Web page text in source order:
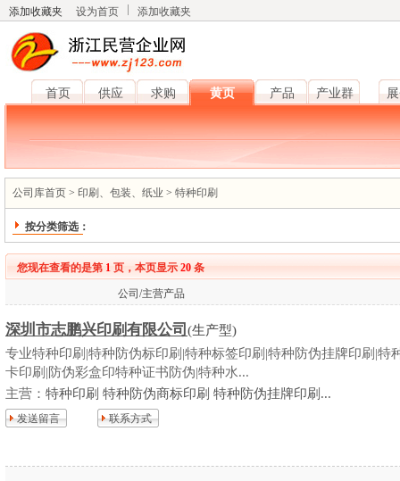
添加收藏夹 设为首页 添加收藏夹
首页 供应 求购 黄页 产品 产业群
公司库首页 > 印刷、包装、纸业 > 特种印刷
按分类筛选：
您现在查看的是第 1 页，本页显示 20 条
公司/主营产品
深圳市志鹏兴印刷有限公司 (生产型)
专业特种印刷|特种防伪标印刷|特种标签印刷|特种防伪挂牌印刷|特
卡印刷|防伪彩盒印特种证书防伪|特种水...
主营： 特种印刷 特种防伪商标印刷 特种防伪挂牌印刷...
发送留言 联系方式